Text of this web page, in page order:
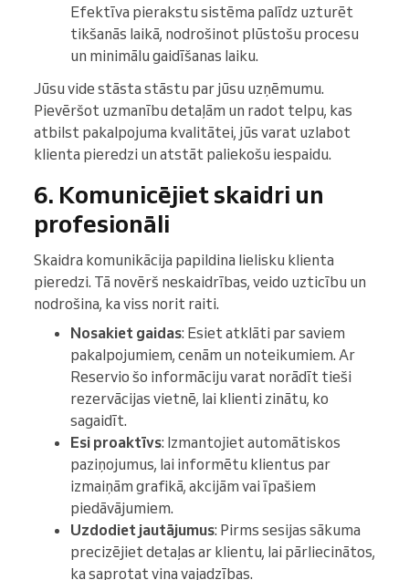
Efektīva pierakstu sistēma palīdz uzturēt
tikšanās laikā, nodrošinot plūstošu procesu
un minimālu gaidīšanas laiku.
Jūsu vide stāsta stāstu par jūsu uzņēmumu.
Pievēršot uzmanību detaļām un radot telpu, kas
atbilst pakalpojuma kvalitātei, jūs varat uzlabot
klienta pieredzi un atstāt paliekošu iespaidu.
6. Komunicējiet skaidri un
profesionāli
Skaidra komunikācija papildina lielisku klienta
pieredzi. Tā novērš neskaidrības, veido uzticību un
nodrošina, ka viss norit raiti.
Nosakiet gaidas: Esiet atklāti par saviem
pakalpojumiem, cenām un noteikumiem. Ar
Reservio šo informāciju varat norādīt tieši
rezervācijas vietnē, lai klienti zinātu, ko
sagaidīt.
Esi proaktīvs: Izmantojiet automātiskos
paziņojumus, lai informētu klientus par
izmaiņām grafikā, akcijām vai īpašiem
piedāvājumiem.
Uzdodiet jautājumus: Pirms sesijas sākuma
precizējiet detaļas ar klientu, lai pārliecinātos,
ka saprotat viņa vajadzības.